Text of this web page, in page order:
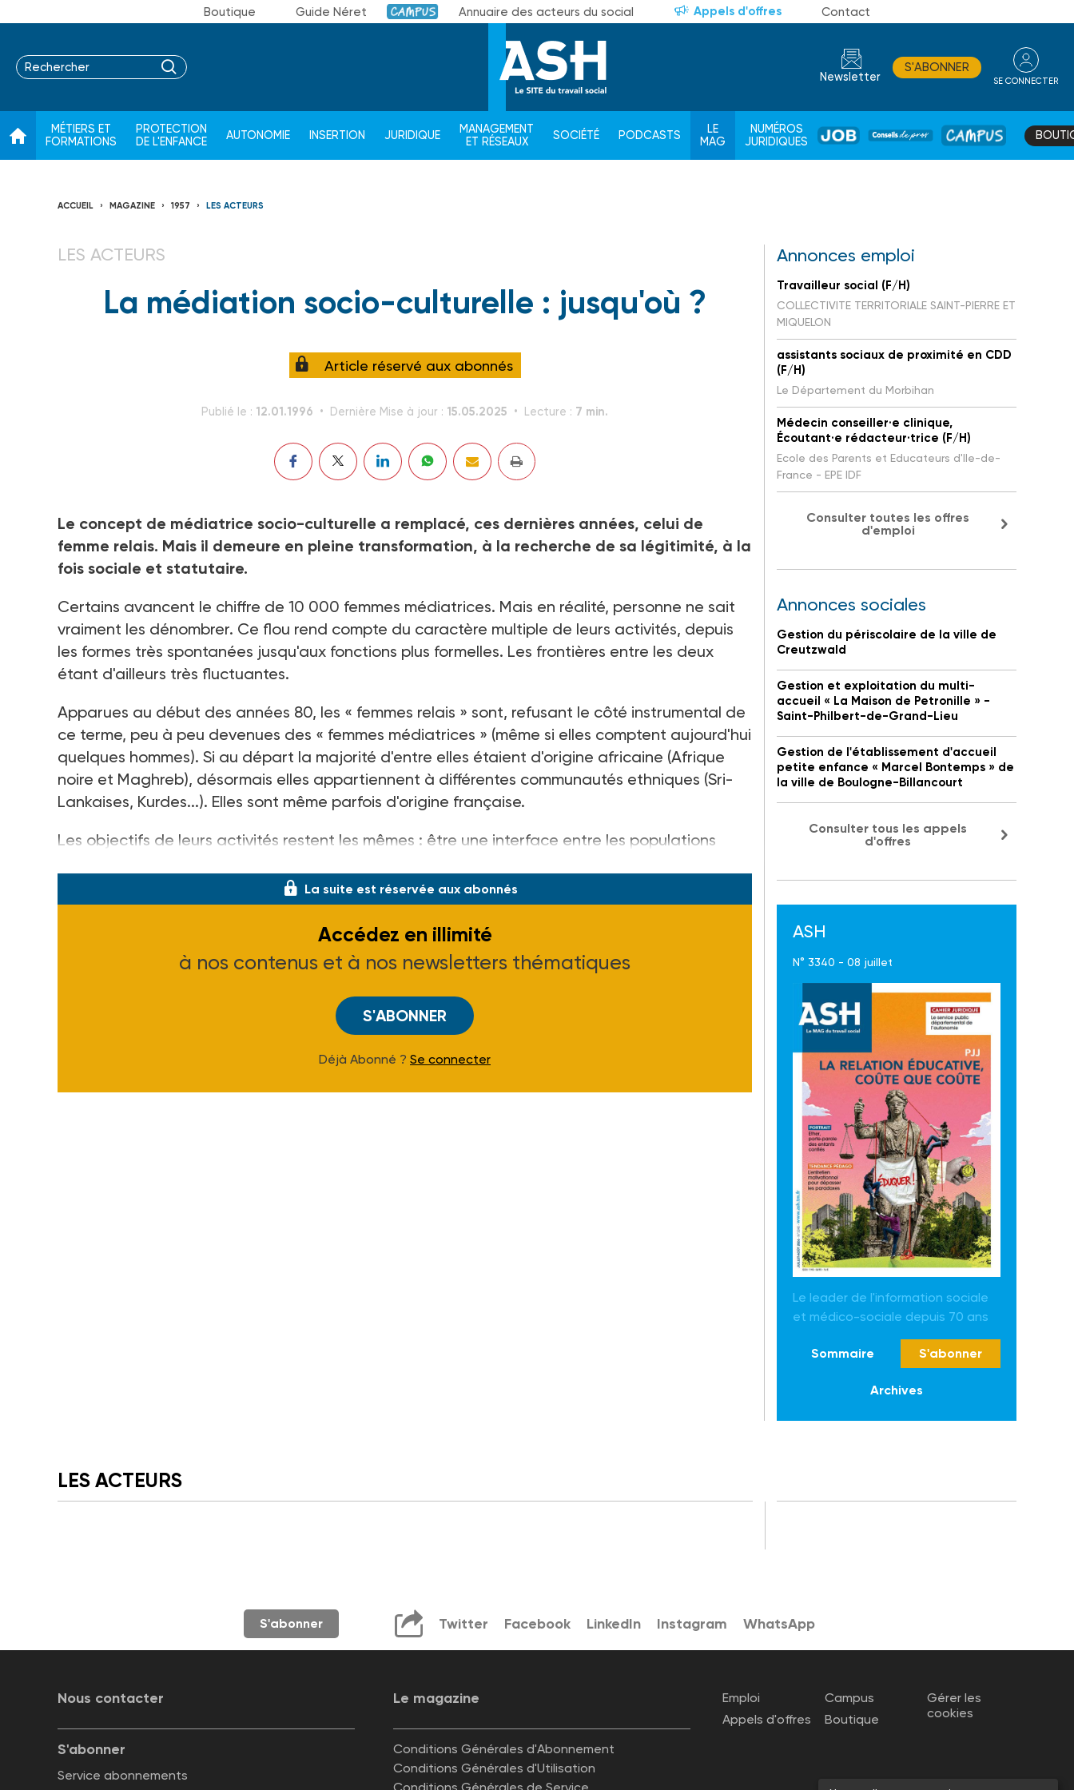
Boutique Guide Néret Campus Annuaire des acteurs du social Appels d'offres Contact
Newsletter
S'ABONNER
SE CONNECTER
MÉTIERS ET
FORMATIONS
PROTECTION
DE L'ENFANCE
AUTONOMIE INSERTION JURIDIQUE
MANAGEMENT
ET RÉSEAUX
SOCIÉTÉ PODCASTS
LE
MAG
NUMÉROS
JURIDIQUES
JOB
DE
CAMPUS
ACCUEIL MAGAZINE 1957 LES ACTEURS
LES ACTEURS
La médiation socio-culturelle : jusqu'où ?
Article réservé aux abonnés
Publié le : 12.01.1996 Dernière Mise à jour : 15.05.2025 Lecture : 7 min.
Le concept de médiatrice socio-culturelle a remplacé, ces dernières années, celui de
femme relais. Mais il demeure en pleine transformation, à la recherche de sa légitimité, à la
fois sociale et statutaire.
Certains avancent le chiffre de 10 000 femmes médiatrices. Mais en réalité, personne ne sait
vraiment les dénombrer. Ce flou rend compte du caractère multiple de leurs activités, depuis
les formes très spontanées jusqu'aux fonctions plus formelles. Les frontières entre les deux
étant d'ailleurs très fluctuantes.
Apparues au début des années 80, les « femmes relais » sont, refusant le côté instrumental de
ce terme, peu à peu devenues des « femmes médiatrices » (même si elles comptent aujourd'hui
quelques hommes). Si au départ la majorité d'entre elles étaient d'origine africaine (Afrique
noire et Maghreb), désormais elles appartiennent à différentes communautés ethniques (Sri-
Lankaises, Kurdes...). Elles sont même parfois d'origine française.
Les objectifs de leurs activités restent les mêmes : être une interface entre les populations
La suite est réservée aux abonnés
Accédez en illimité
à nos contenus et à nos newsletters thématiques
S'ABONNER
Déjà Abonné ? Se connecter
Annonces emploi
Travailleur social (F/H)
COLLECTIVITE TERRITORIALE SAINT-PIERRE ET
MIQUELON
assistants sociaux de proximité en CDD
(F/H)
Le Département du Morbihan
Médecin conseiller·e clinique,
Écoutant·e rédacteur·trice (F/H)
Ecole des Parents et Educateurs d'Ile-de-
France - EPE IDF
Consulter toutes les offres
d'emploi
Annonces sociales
Gestion du périscolaire de la ville de
Creutzwald
Gestion et exploitation du multi-
accueil « La Maison de Petronille » -
Saint-Philbert-de-Grand-Lieu
Gestion de l'établissement d'accueil
petite enfance « Marcel Bontemps » de
la ville de Boulogne-Billancourt
Consulter tous les appels
d'offres
ASH
N° 3340 - 08 juillet
Le leader de l'information sociale
et médico-sociale depuis 70 ans
Sommaire S'abonner
Archives
LES ACTEURS
S'abonner Twitter Facebook LinkedIn Instagram WhatsApp
Nous contacter Le magazine
S'abonner
Service abonnements
Conditions Générales d'Abonnement
Conditions Générales d'Utilisation
Emploi
Appels d'offres
Campus
Boutique
Gérer les
cookies